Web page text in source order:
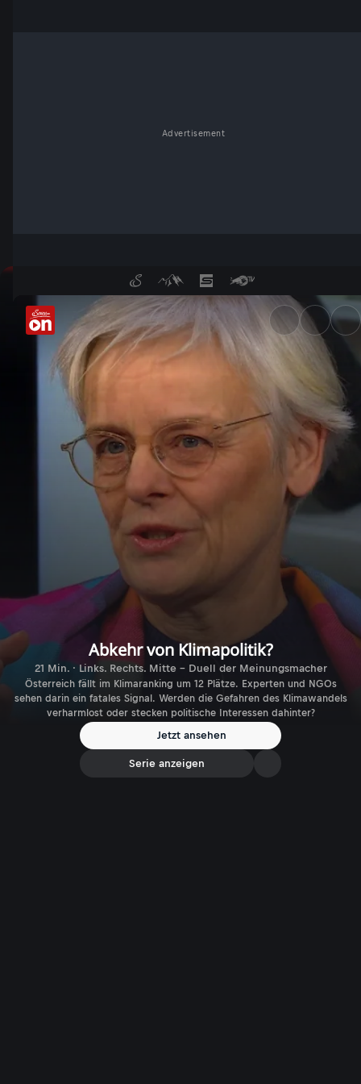
Advertisement
Abkehr von Klimapolitik? -
Abkehr von Klimapolitik?
21 Min. · Links. Rechts. Mitte - Duell der Meinungsmacher
Österreich fällt im Klimaranking um 12 Plätze. Experten und NGOs
sehen darin ein fatales Signal. Werden die Gefahren des Klimawandels
verharmlost oder stecken politische Interessen dahinter?
Jetzt ansehen
Serie anzeigen